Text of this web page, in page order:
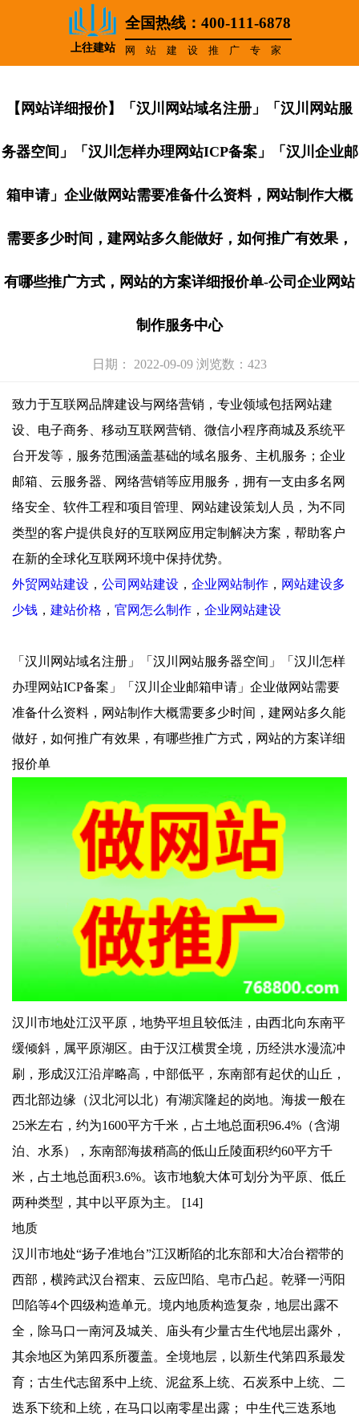
上往建站
全国热线：400-111-6878
网站建设推广专家
【网站详细报价】「汉川网站域名注册」「汉川网站服
务器空间」「汉川怎样办理网站ICP备案」「汉川企业邮
箱申请」企业做网站需要准备什么资料，网站制作大概
需要多少时间，建网站多久能做好，如何推广有效果，
有哪些推广方式，网站的方案详细报价单-公司企业网站
制作服务中心
日期： 2022-09-09 浏览数：423
致力于互联网品牌建设与网络营销，专业领域包括网站建
设、电子商务、移动互联网营销、微信小程序商城及系统平
台开发等，服务范围涵盖基础的域名服务、主机服务；企业
邮箱、云服务器、网络营销等应用服务，拥有一支由多名网
络安全、软件工程和项目管理、网站建设策划人员，为不同
类型的客户提供良好的互联网应用定制解决方案，帮助客户
在新的全球化互联网环境中保持优势。
外贸网站建设 ， 公司网站建设 ， 企业网站制作 ， 网站建设多
少钱 ， 建站价格 ， 官网怎么制作 ， 企业网站建设
「汉川网站域名注册」「汉川网站服务器空间」「汉川怎样
办理网站ICP备案」「汉川企业邮箱申请」企业做网站需要
准备什么资料，网站制作大概需要多少时间，建网站多久能
做好，如何推广有效果，有哪些推广方式，网站的方案详细
报价单
汉川市地处江汉平原，地势平坦且较低洼，由西北向东南平
缓倾斜，属平原湖区。由于汉江横贯全境，历经洪水漫流冲
刷，形成汉江沿岸略高，中部低平，东南部有起伏的山丘，
西北部边缘（汉北河以北）有湖滨隆起的岗地。海拔一般在
25米左右，约为1600平方千米，占土地总面积96.4%（含湖
泊、水系），东南部海拔稍高的低山丘陵面积约60平方千
米，占土地总面积3.6%。该市地貌大体可划分为平原、低丘
两种类型，其中以平原为主。 [14]
地质
汉川市地处“扬子准地台”江汉断陷的北东部和大冶台褶带的
西部，横跨武汉台褶束、云应凹陷、皂市凸起。乾驿一沔阳
凹陷等4个四级构造单元。境内地质构造复杂，地层出露不
全，除马口一南河及城关、庙头有少量古生代地层出露外，
其余地区为第四系所覆盖。全境地层，以新生代第四系最发
育；古生代志留系中上统、泥盆系上统、石炭系中上统、二
迭系下统和上统，在马口以南零星出露； 中生代三迭系地